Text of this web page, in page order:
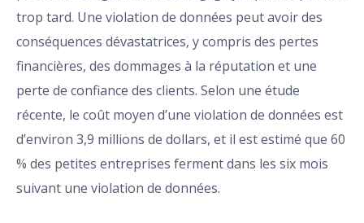
trop tard. Une violation de données peut avoir des
conséquences dévastatrices, y compris des pertes
financières, des dommages à la réputation et une
perte de confiance des clients. Selon une étude
récente, le coût moyen d’une violation de données est
d’environ 3,9 millions de dollars, et il est estimé que 60
% des petites entreprises ferment dans les six mois
suivant une violation de données.